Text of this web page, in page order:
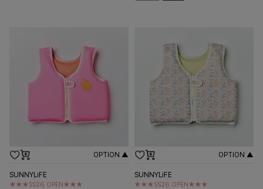
OPTION ▲
SUNNYLiFE
★★★SS26 OPEN★★★
OPTION ▲
SUNNYLiFE
★★★SS26 OPEN★★★